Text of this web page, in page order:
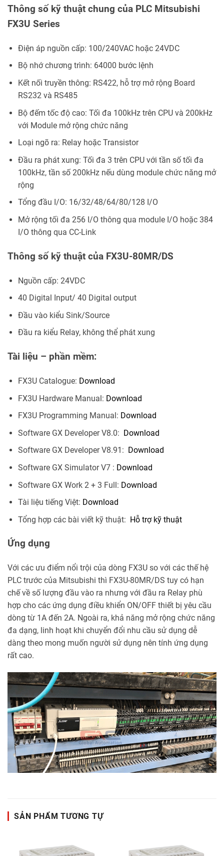
Thông số kỹ thuật chung của PLC Mitsubishi
FX3U Series
Điện áp nguồn cấp: 100/240VAC hoặc 24VDC
Bộ nhớ chương trình: 64000 bước lệnh
Kết nối truyền thông: RS422, hỗ trợ mở rộng Board
RS232 và RS485
Bộ đếm tốc độ cao: Tối đa 100kHz trên CPU và 200kHz
với Module mở rộng chức năng
Loại ngõ ra: Relay hoặc Transistor
Đầu ra phát xung: Tối đa 3 trên CPU với tần số tối đa
100kHz, tần số 200kHz nếu dùng module chức năng mở
rộng
Tổng đầu I/O: 16/32/48/64/80/128 I/O
Mở rộng tối đa 256 I/O thông qua module I/O hoặc 384
I/O thông qua CC-Link
Thông số kỹ thuật của FX3U-80MR/DS
Nguồn cấp: 24VDC
40 Digital Input/ 40 Digital output
Đầu vào kiểu Sink/Source
Đầu ra kiểu Relay, không thể phát xung
Tài liệu – phần mềm:
FX3U Catalogue: Download
FX3U Hardware Manual: Download
FX3U Programming Manual: Download
Software GX Developer V8.0: Download
Software GX Developer V8.91: Download
Software GX Simulator V7 : Download
Software GX Work 2 + 3 Full: Download
Tài liệu tiếng Việt: Download
Tổng hợp các bài viết kỹ thuật: Hỗ trợ kỹ thuật
Ứng dụng
Với các ưu điểm nổi trội của dòng FX3U so với các thế hệ
PLC trước của Mitsubishi thì FX3U-80MR/DS tuy có hạn
chế về số lượng đầu vào ra nhưng với đầu ra Relay phù
hợp cho các ứng dụng điều khiển ON/OFF thiết bị yêu cầu
dòng từ 1A đến 2A. Ngoài ra, khả năng mở rộng chức năng
đa dạng, linh hoạt khi chuyển đổi nhu cầu sử dụng dễ
dàng theo mong muốn người sử dụng nên tính ứng dụng
rất cao.
SẢN PHẨM TƯƠNG TỰ